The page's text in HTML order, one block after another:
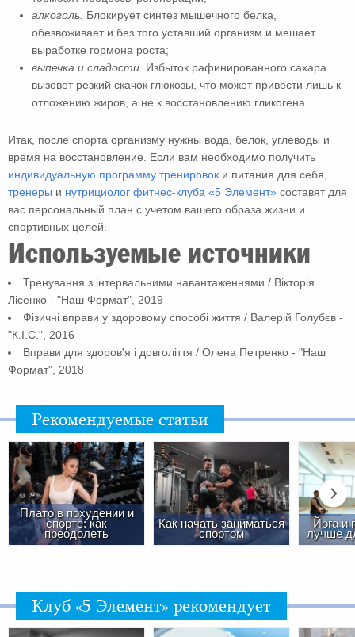
алкоголь. Блокирует синтез мышечного белка,
обезвоживает и без того уставший организм и мешает
выработке гормона роста;
выпечка и сладости. Избыток рафинированного сахара
вызовет резкий скачок глюкозы, что может привести лишь к
отложению жиров, а не к восстановлению гликогена.
Итак, после спорта организму нужны вода, белок, углеводы и
время на восстановление. Если вам необходимо получить
индивидуальную программу тренировок и питания для себя,
тренеры и нутрициолог фитнес-клуба «5 Элемент» составят для
вас персональный план с учетом вашего образа жизни и
спортивных целей.
Используемые источники
Тренування з інтервальними навантаженнями / Вікторія
Лісенко - "Наш Формат", 2019
Фізичні вправи у здоровому способі життя / Валерій Голубєв -
"К.І.С.", 2016
Вправи для здоров'я і довголіття / Олена Петренко - "Наш
Формат", 2018
Рекомендуемые статьи
Плато в похудении и
спорте: как
преодолеть
Как начать заниматься
спортом
Йога и
лучше
Клуб «5 Элемент» рекомендует